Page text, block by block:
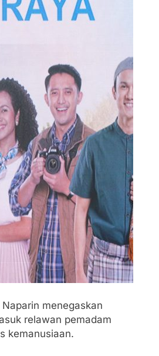
menegaskan
relawan pemadam
kemanusiaan.